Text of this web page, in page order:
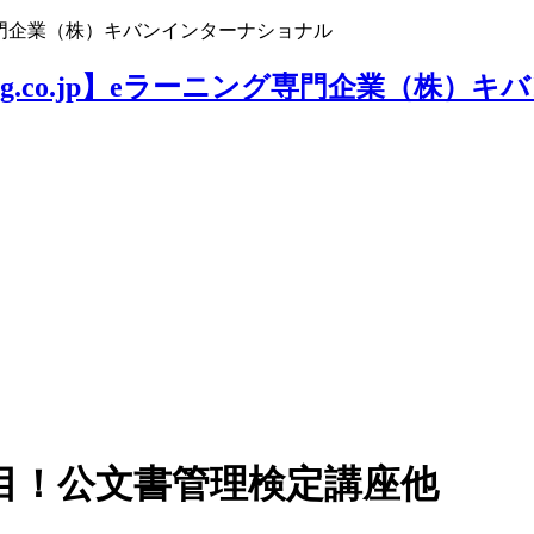
企業（株）キバンインターナショナル
公文書管理検定講座他